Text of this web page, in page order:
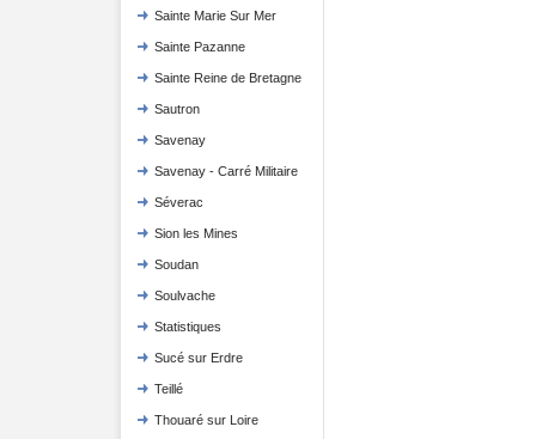
Sainte Marie Sur Mer
Sainte Pazanne
Sainte Reine de Bretagne
Sautron
Savenay
Savenay - Carré Militaire
Séverac
Sion les Mines
Soudan
Soulvache
Statistiques
Sucé sur Erdre
Teillé
Thouaré sur Loire